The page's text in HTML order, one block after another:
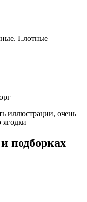
Плотные
иллюстрации, очень
ягодки
подборках